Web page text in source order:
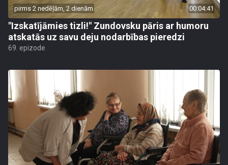
pirms 2 nedēļām, 2 dienām 00:04:41
"Izskatījāmies tizli!" Zundovsku pāris ar humoru
atskatās uz savu deju nodarbības pieredzi
69. epizode